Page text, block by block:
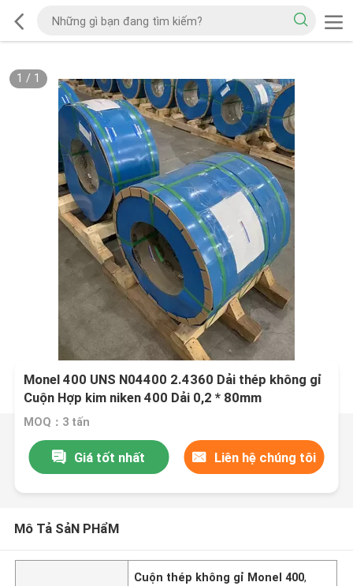
1 / 1
Monel 400 UNS N04400 2.4360 Dải thép không gỉ
Cuộn Hợp kim niken 400 Dải 0,2 * 80mm
MOQ：3 tấn
Giá tốt nhất Liên hệ chúng tôi
Mô Tả SảN PHẩM
Cuộn thép không gỉ Monel 400,